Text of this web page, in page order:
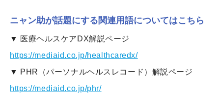
ニャン助が話題にする関連用語についてはこちら
▼ 医療ヘルスケアDX解説ページ
https://mediaid.co.jp/healthcaredx/
▼ PHR（パーソナルヘルスレコード）解説ページ
https://mediaid.co.jp/phr/